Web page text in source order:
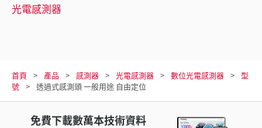
光電感測器
首頁 產品 感測器 光電感測器 數位光電感測器
型
號
透過式感測頭 一般用途 自由定位
免費下載數萬本技術資料